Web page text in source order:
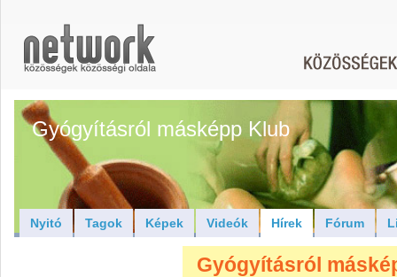
Gyógyításról másképp Klub
Nyitó Tagok Képek Videók Hírek Fórum
Gyógyításról